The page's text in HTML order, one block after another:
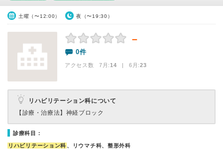
土曜（〜12:00） 夜（〜19:30）
－
0件
アクセス数 7月:14 | 6月:23
リハビリテーション科について
【診療・治療法】 神経ブロック
診療科目：
リハビリテーション科 、リウマチ科、整形外科